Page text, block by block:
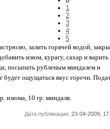
1
2
3
4
5
залить горячей водой,
изюм, курагу, сахар и варить
посыпать рубленым миндалем и
будет ощущаться вкус горечи.
изюма, 10 гр. миндаля.
Дата публикации: 23-04-2009,